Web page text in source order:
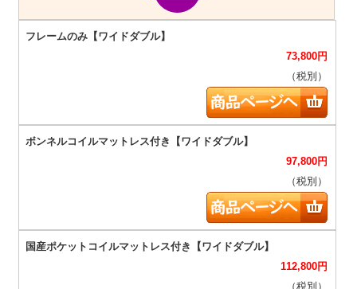
73,800円
（税別）
97,800円
（税別）
112,800円
（税別）